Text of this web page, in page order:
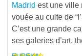
Madrid est une ville
vouée au culte de
C’est une grande
ses galeries d’art,